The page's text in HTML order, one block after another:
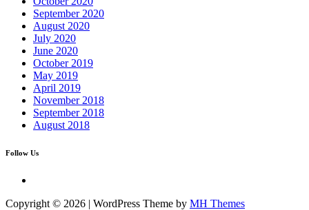
September 2020
August 2020
July 2020
June 2020
October 2019
May 2019
April 2019
November 2018
September 2018
August 2018
Follow Us
Copyright © 2026 | WordPress Theme by MH Themes